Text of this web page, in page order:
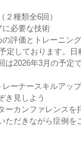
種類全6回）
必要な技術
評価とトレーニン
定しております。日
2026年3月の予定で
ナースキルアップ
き見しよう
ーカンファレンスを
ただきながら症例を